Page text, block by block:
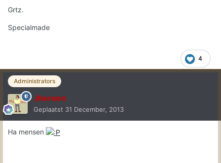
Grtz.
Specialmade
4
Administrators
Jheroen
Geplaatst 31 December, 2013
Ha mensen